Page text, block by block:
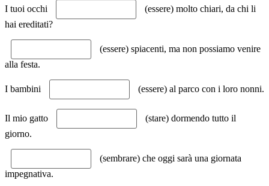
I tuoi occhi
(essere) molto chiari, da chi li
hai ereditati?
(essere) spiacenti, ma non possiamo venire
alla festa.
I bambini (essere) al parco con i loro nonni.
Il mio gatto
(stare) dormendo tutto il
giorno.
(sembrare) che oggi sarà una giornata
impegnativa.